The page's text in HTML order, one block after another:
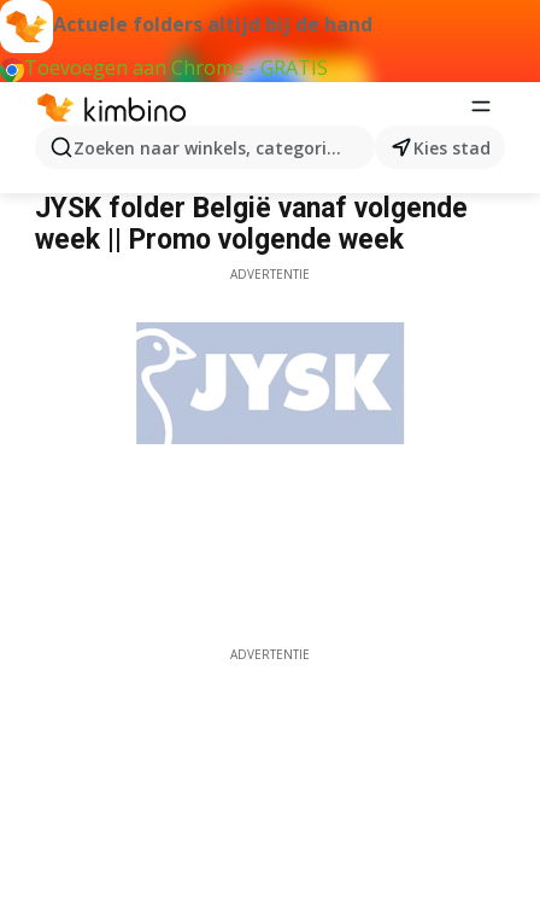
Actuele folders altijd bij de hand
Toevoegen aan Chrome - GRATIS
Zoeken naar winkels, categorieën, producten...
Kies stad
JYSK
JYSK folder België vanaf volgende
week || Promo volgende week
ADVERTENTIE
ADVERTENTIE